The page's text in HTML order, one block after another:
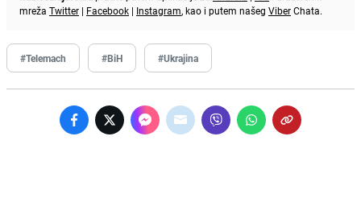
mreža Twitter | Facebook | Instagram, kao i putem našeg ViberChata.
#Telemach #BiH #Ukrajina